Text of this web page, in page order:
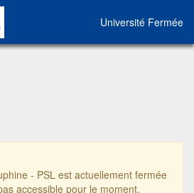
Université Fermée
- PSL est actuellement fermée
accessible pour le moment.